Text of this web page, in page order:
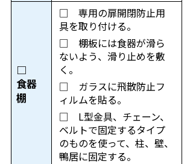
□
食器
棚
□ 専用の扉開閉防止用
具を取り付ける。
□ 棚板には食器が滑ら
ないよう、滑り止めを敷
く。
□ ガラスに飛散防止フ
ィルムを貼る。
□ L型金具、チェーン、
ベルトで固定するタイプ
のものを使って、柱、壁、
鴨居に固定する。